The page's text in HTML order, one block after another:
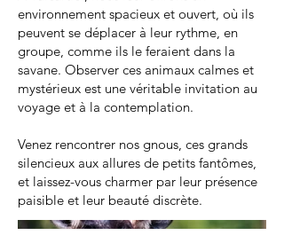
environnement spacieux et ouvert, où ils
peuvent se déplacer à leur rythme, en
groupe, comme ils le feraient dans la
savane. Observer ces animaux calmes et
mystérieux est une véritable invitation au
voyage et à la contemplation.
Venez rencontrer nos gnous, ces grands
silencieux aux allures de petits fantômes,
et laissez-vous charmer par leur présence
paisible et leur beauté discrète.